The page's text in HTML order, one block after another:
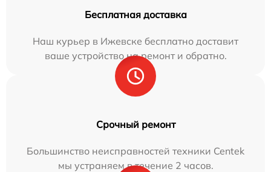
Бесплатная доставка
Наш курьер в Ижевске бесплатно доставит
ваше устройство на ремонт и обратно.
Срочный ремонт
Большинство неисправностей техники Centek
мы устраняем в течение 2 часов.